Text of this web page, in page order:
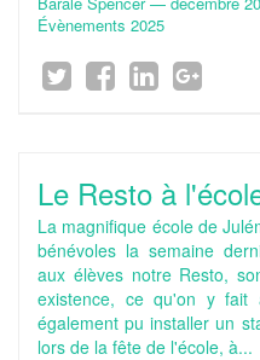
Évènements 2025
Le Resto à
La magnifique école de
bénévoles la semaine
aux élèves notre Resto,
existence, ce qu'on y fait
également pu installer un
lors de la fête de l'école, à...